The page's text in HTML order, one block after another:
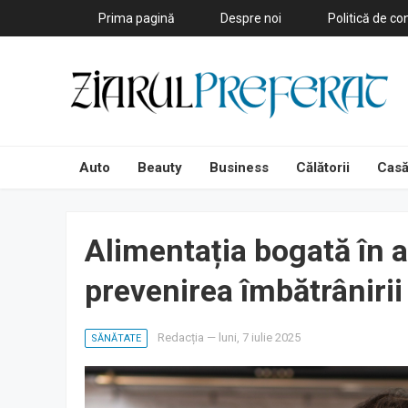
Prima pagină Despre noi Politică de
Auto Beauty Business Călătorii
Alimentația bogată în
prevenirea îmbătrânirii
SĂNĂTATE Redacția — luni, 7 iulie 2025